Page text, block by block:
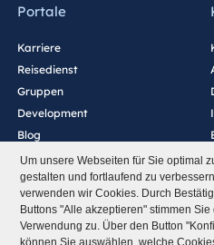
Um unsere Webseiten für Sie optimal
gestalten und fortlaufend zu verbessern
verwenden wir Cookies. Durch
Buttons "Alle akzeptieren" stimmen Sie
Verwendung zu. Über den Button
können Sie auswählen, welche
Portale
Karriere
Reisedienst
Gruppen
Development
Blog